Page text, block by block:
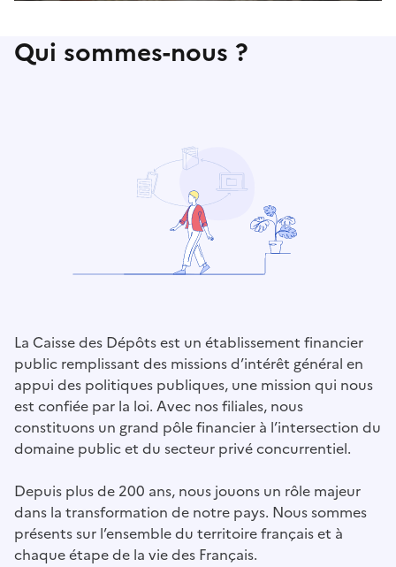
Qui sommes-nous ?
La Caisse des Dépôts est un établissement financier
public remplissant des missions d’intérêt général en
appui des politiques publiques, une mission qui nous
est confiée par la loi. Avec nos filiales, nous
constituons un grand pôle financier à l’intersection du
domaine public et du secteur privé concurrentiel.
Depuis plus de 200 ans, nous jouons un rôle majeur
dans la transformation de notre pays. Nous sommes
présents sur l’ensemble du territoire français et à
chaque étape de la vie des Français.